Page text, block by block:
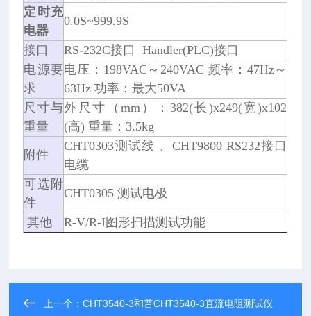
定时充
电器
0.0S~999.9S
接口
RS-232C接口 Handler(PLC)接口
电源要
求
电压：198VAC～240VAC 频率：47Hz～
63Hz 功率：最大50VA
尺寸与
重量
外尺寸（mm）：382(长)x249(宽)x102
(高) 重量：3.5kg
附件
CHT0303测试线 、CHT9800 RS232接口
电缆
可选附
件
CHT0305 测试电极
其他 R-V/R-I图形扫描测试功能
上一个：CHT3540-3和普CHT3540-3直流电阻测试仪